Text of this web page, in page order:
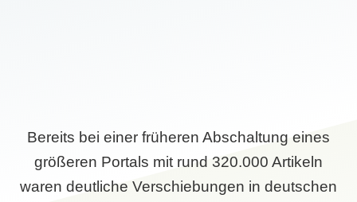
Bereits bei einer früheren Abschaltung eines
größeren Portals mit rund 320.000 Artikeln
waren deutliche Verschiebungen in deutschen